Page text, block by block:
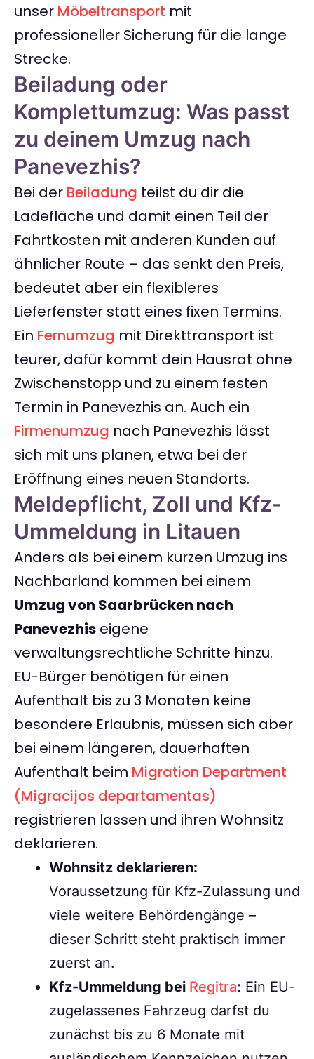
unser Möbeltransport mit
professioneller Sicherung für die lange
Strecke.
Beiladung oder
Komplettumzug: Was passt
zu deinem Umzug nach
Panevezhis?
Bei der Beiladung teilst du dir die
Ladefläche und damit einen Teil der
Fahrtkosten mit anderen Kunden auf
ähnlicher Route – das senkt den Preis,
bedeutet aber ein flexibleres
Lieferfenster statt eines fixen Termins.
Ein Fernumzug mit Direkttransport ist
teurer, dafür kommt dein Hausrat ohne
Zwischenstopp und zu einem festen
Termin in Panevezhis an. Auch ein
Firmenumzug nach Panevezhis lässt
sich mit uns planen, etwa bei der
Eröffnung eines neuen Standorts.
Meldepflicht, Zoll und Kfz-
Ummeldung in Litauen
Anders als bei einem kurzen Umzug ins
Nachbarland kommen bei einem
Umzug von Saarbrücken nach
Panevezhis eigene
verwaltungsrechtliche Schritte hinzu.
EU-Bürger benötigen für einen
Aufenthalt bis zu 3 Monaten keine
besondere Erlaubnis, müssen sich aber
bei einem längeren, dauerhaften
Aufenthalt beim Migration Department
(Migracijos departamentas)
registrieren lassen und ihren Wohnsitz
deklarieren.
Wohnsitz deklarieren:
Voraussetzung für Kfz-Zulassung und
viele weitere Behördengänge –
dieser Schritt steht praktisch immer
zuerst an.
Kfz-Ummeldung bei Regitra: Ein EU-
zugelassenes Fahrzeug darfst du
zunächst bis zu 6 Monate mit